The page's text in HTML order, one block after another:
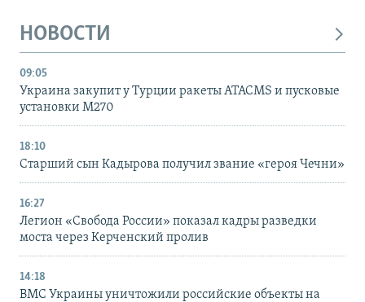
НОВОСТИ
09:05
Украина закупит у Турции ракеты ATACMS и пусковые
установки M270
18:10
Старший сын Кадырова получил звание «героя Чечни»
16:27
Легион «Свобода России» показал кадры разведки
моста через Керченский пролив
14:18
ВМС Украины уничтожили российские объекты на